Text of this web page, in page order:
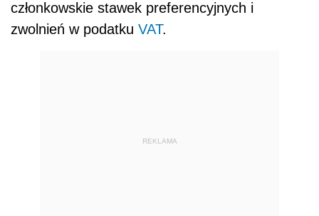
członkowskie stawek preferencyjnych i
zwolnień w podatku VAT.
REKLAMA